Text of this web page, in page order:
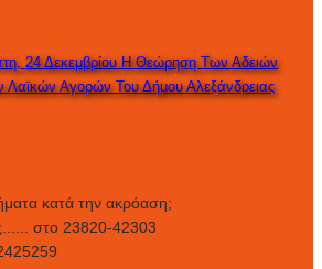
24 Δεκεμβρίου Η Θεώρηση Των Αδειών
Αγορών Του Δήμου Αλεξάνδρειας
κατά την ακρόαση;
στο 23820-42303